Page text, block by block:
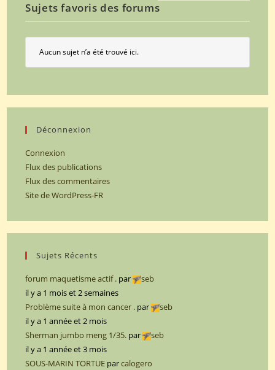
Sujets favoris des forums
Aucun sujet n’a été trouvé ici.
Déconnexion
Connexion
Flux des publications
Flux des commentaires
Site de WordPress-FR
Sujets Récents
forum maquetisme actif . par
seb
il y a 1 mois et 2 semaines
Problème suite à mon cancer . par
seb
il y a 1 année et 2 mois
Sherman jumbo meng 1/35. par
seb
il y a 1 année et 3 mois
SOUS-MARIN TORTUE parcalogero